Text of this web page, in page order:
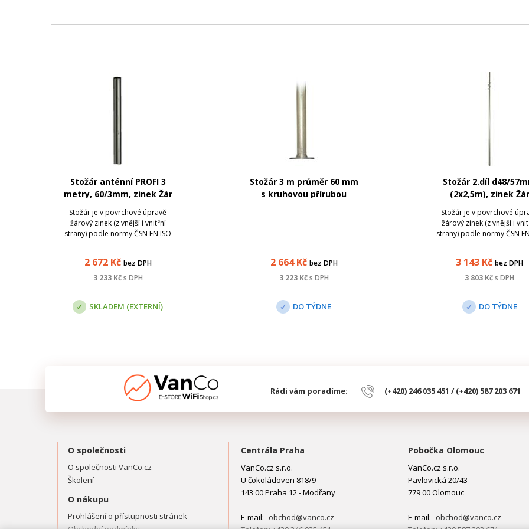
Stožár anténní PROFI 3
metry, 60/3mm, zinek Žár
Stožár je v povrchové úpravě
žárový zinek (z vnější i vnitřní
strany) podle normy ČSN EN ISO
zinku 0,07 - 0,087 mm.
2 672Kč bez DPH
3 233Kčs DPH
SKLADEM (EXTERNÍ)
Stožár 3 m průměr 60 mm
s kruhovou přírubou
2 664Kč bez DPH
3 223Kč s DPH
DO TÝDNE
Stožár 2.díl d48/
(2x2,5m), zinek Žár
Stožár je v povrchové
žárový zinek (z vnější i
strany) podle normy ČSN
zinku 0,07 - 0,087 mm.
Společnost TOMI CEZCH
3 143 Kč bez DPH
3 803 Kčs DPH
DO TÝDNE
Rádi vám poradíme: (+420) 246 035 451 / (+420) 587 203 671
O společnosti
O společnosti VanCo.cz
Školení
O nákupu
Prohlášení o přístupnosti stránek
Centrála Praha
VanCo.cz s.r.o.
U čokoládoven 818/9
143 00 Praha 12 - Modřany
E-mail: obchod@vanco.cz
Pobočka Olomouc
VanCo.cz s.r.o.
Pavlovická 20/43
779 00 Olomouc
E-mail: obchod@vanco.cz